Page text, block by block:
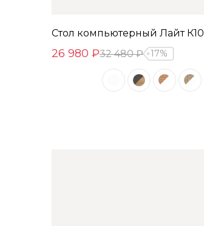
Стол компьютерный Лайт К10
26 980 ₽32 480 ₽ 17%